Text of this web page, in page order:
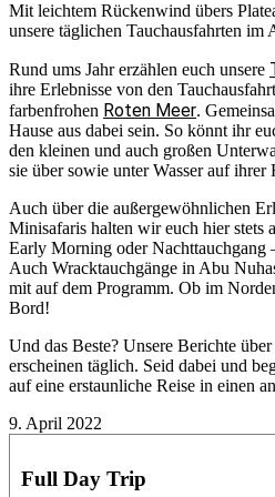
Mit leichtem Rückenwind übers
unsere täglichen Tauchausfahrten im
Rund ums Jahr erzählen euch unsere
ihre Erlebnisse von den
farbenfrohen Roten Meer.
Hause aus dabei sein. So könnt ihr
den kleinen und auch großen
sie über sowie unter Wasser auf ihrer
Auch über die außergewöhnlichen
Minisafaris halten wir euch hier stets
Early Morning oder Nachttauchgang
Auch Wracktauchgänge in Abu
mit auf dem Programm. Ob im
Bord!
Und das Beste? Unsere Berichte
erscheinen täglich. Seid dabei und
auf eine erstaunliche Reise in einen
9. April 2022
Full Day Trip